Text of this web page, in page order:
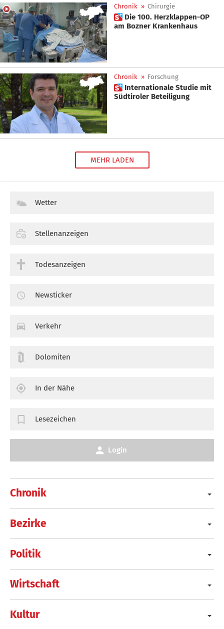
Chronik » Chirurgie
 Die 100. Herzklappen-OP
am Bozner Krankenhaus
Chronik » Forschung
 Internationale Studie mit
Südtiroler Beteiligung
MEHR LADEN
Chronik
Bezirke
Politik
Wirtschaft
Kultur
Wetter
Stellenanzeigen
Todesanzeigen
Newsticker
Verkehr
Dolomiten
In der Nähe
Lesezeichen
Login